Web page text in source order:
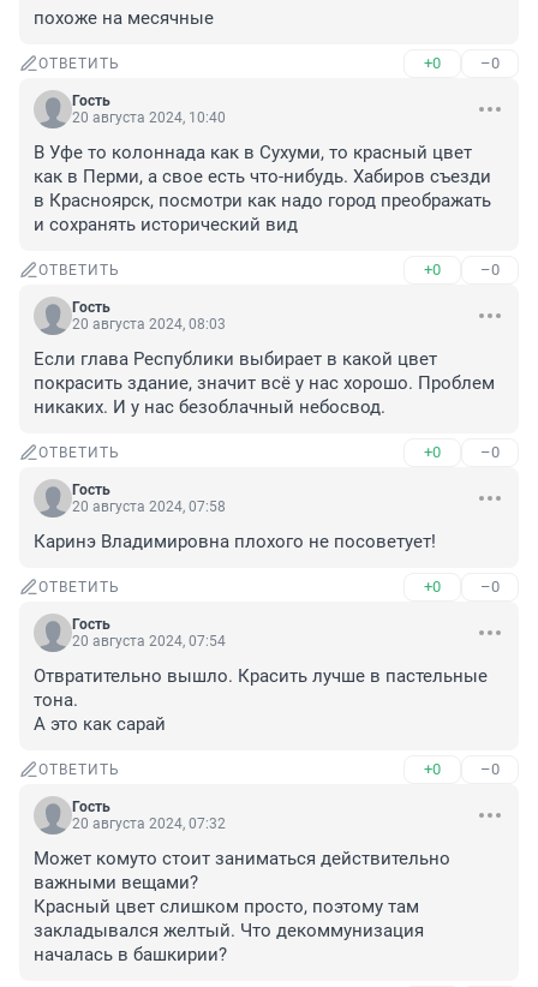
похоже на месячные
ОТВЕТИТЬ +0 –0
Гость
20 августа 2024, 10:40
В Уфе то колоннада как в Сухуми, то красный цвет
как в Перми, а свое есть что-нибудь. Хабиров съезди
в Красноярск, посмотри как надо город преображать
и сохранять исторический вид
ОТВЕТИТЬ +0 –0
Гость
20 августа 2024, 08:03
Если глава Республики выбирает в какой цвет
покрасить здание, значит всё у нас хорошо. Проблем
никаких. И у нас безоблачный небосвод.
ОТВЕТИТЬ +0 –0
Гость
20 августа 2024, 07:58
Каринэ Владимировна плохого не посоветует!
ОТВЕТИТЬ +0 –0
Гость
20 августа 2024, 07:54
Отвратительно вышло. Красить лучше в пастельные
тона.
А это как сарай
ОТВЕТИТЬ +0 –0
Гость
20 августа 2024, 07:32
Может комуто стоит заниматься действительно
важными вещами?
Красный цвет слишком просто, поэтому там
закладывался желтый. Что декоммунизация
началась в башкирии?